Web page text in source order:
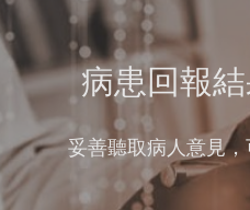
病患回報
妥善聽取病人意見